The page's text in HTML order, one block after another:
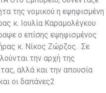
της νομικού η εψηφισμένη
κ. Ιουλία Καραμολέγκου
ο επίσης εψηφισμένος
κ. Νίκος Ζώρζος. Σε
την αρχή της
αλλά και την απουσία
οι δαπάνες2